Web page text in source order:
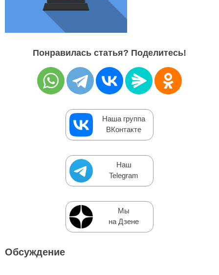
Понравилась статья? Поделитесь!
Наша группа
ВКонтакте
Наш
Telegram
Мы
на Дзене
Обсуждение